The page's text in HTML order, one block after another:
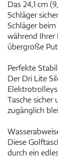
Das 24,1 cm
Schläger
Schläger
während
übergroße
Perfekte
Der Dri Lite
Tasche sicher
zugänglich
Diese
durch ein